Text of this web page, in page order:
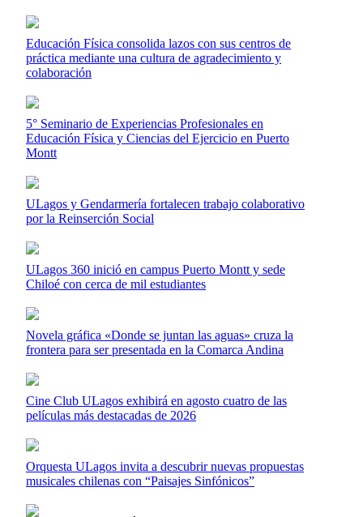
Educación Física consolida lazos con sus centros de
práctica mediante una cultura de agradecimiento y
colaboración
5° Seminario de Experiencias Profesionales en
Educación Física y Ciencias del Ejercicio en Puerto
Montt
ULagos y Gendarmería fortalecen trabajo colaborativo
por la Reinserción Social
ULagos 360 inició en campus Puerto Montt y sede
Chiloé con cerca de mil estudiantes
Novela gráfica «Donde se juntan las aguas» cruza la
frontera para ser presentada en la Comarca Andina
Cine Club ULagos exhibirá en agosto cuatro de las
películas más destacadas de 2026
Orquesta ULagos invita a descubrir nuevas propuestas
musicales chilenas con “Paisajes Sinfónicos”